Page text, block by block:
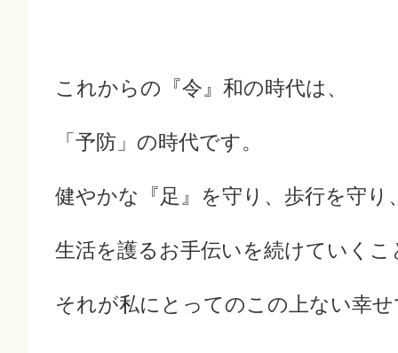
これからの『令』和の時代は、
「予防」の時代です。
健やかな『足』を守り、歩行を守り
生活を護るお手伝いを続けていくこ
それが私にとってのこの上ない幸